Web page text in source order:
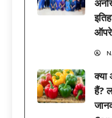
क्या
हैं?